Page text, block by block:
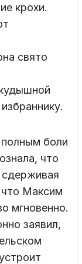
крохи.
свято
боли
что
сдерживая
что Максим
мгновенно.
заявил,